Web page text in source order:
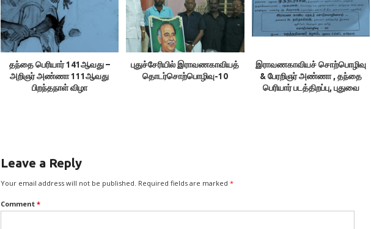
தந்தை பெரியார் 141ஆவது –
அறிஞர் அண்ணா 111ஆவது
பிறந்தநாள் விழா
புதுச்சேரியில் இராவணகாவியத்
தொடர்சொற்பொழிவு-10
இராவணகாவியச் சொற்பொழிவு
& பேரறிஞர் அண்ணா , தந்தை
பெரியார் படத்திறப்பு, புதுவை
Leave a Reply
Your email address will not be published. Required fields are marked *
Comment *